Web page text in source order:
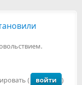
( войти )